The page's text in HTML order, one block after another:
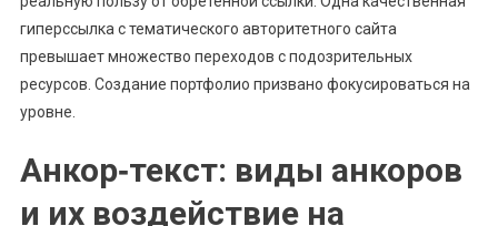
гиперссылка с тематического авторитетного сайта
превышает множество переходов с подозрительных
ресурсов. Создание портфолио призвано фокусироваться на
уровне.
Анкор‑текст: виды анкоров
и их воздействие на